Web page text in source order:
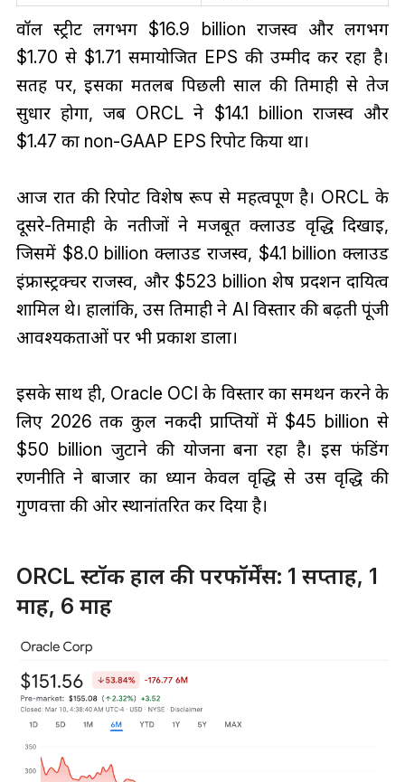
वॉल स्ट्रीट लगभग $16.9 billion राजस्व और लगभग
$1.70 से $1.71 समायोजित EPS की उम्मीद कर रहा है।
सतह पर, इसका मतलब पिछली साल की तिमाही से तेज
सुधार होगा, जब ORCL ने $14.1 billion राजस्व और
$1.47 का non-GAAP EPS रिपोर्ट किया था।
आज रात की रिपोर्ट विशेष रूप से महत्वपूर्ण है। ORCL के
दूसरे-तिमाही के नतीजों ने मजबूत क्लाउड वृद्धि दिखाई,
जिसमें $8.0 billion क्लाउड राजस्व, $4.1 billion क्लाउड
इंफ्रास्ट्रक्चर राजस्व, और $523 billion शेष प्रदर्शन दायित्व
शामिल थे। हालांकि, उस तिमाही ने AI विस्तार की बढ़ती पूंजी
आवश्यकताओं पर भी प्रकाश डाला।
इसके साथ ही, Oracle OCI के विस्तार का समर्थन करने के
लिए 2026 तक कुल नकदी प्राप्तियों में $45 billion से
$50 billion जुटाने की योजना बना रहा है। इस फंडिंग
रणनीति ने बाजार का ध्यान केवल वृद्धि से उस वृद्धि की
गुणवत्ता की ओर स्थानांतरित कर दिया है।
ORCL स्टॉक हाल की परफॉर्मेंस: 1 सप्ताह, 1
माह, 6 माह